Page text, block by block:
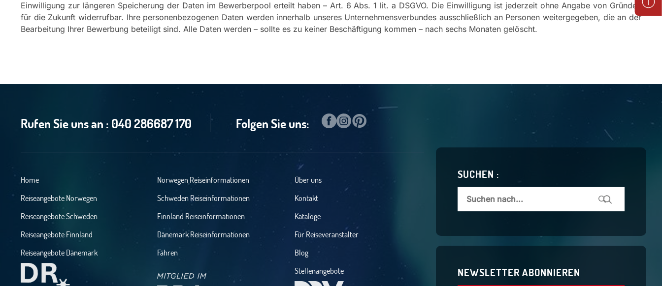
Einwilligung zur längeren Speicherung der Daten im Bewerberpool erteilt haben – Art. 6 Abs. 1 lit. a DSGVO. Die Einwilligung ist jederzeit ohne Angabe von Gründen
für die Zukunft widerrufbar. Ihre personenbezogenen Daten werden innerhalb unseres Unternehmensverbundes ausschließlich an Personen weitergegeben, die an der
Bearbeitung Ihrer Bewerbung beteiligt sind. Alle Daten werden – sollte es zu keiner Beschäftigung kommen – nach sechs Monaten gelöscht.
Rufen Sie uns an : 040 286687 170 Folgen Sie uns:
Home
Reiseangebote Norwegen
Reiseangebote Schweden
Reiseangebote Finnland
Reiseangebote Dänemark
Norwegen Reiseinformationen
Schweden Reiseinformationen
Finnland Reiseinformationen
Dänemark Reiseinformationen
Fähren
Über uns
Kontakt
Kataloge
Für Reiseveranstalter
Blog
Stellenangebote
SUCHEN :
NEWSLETTER ABONNIEREN